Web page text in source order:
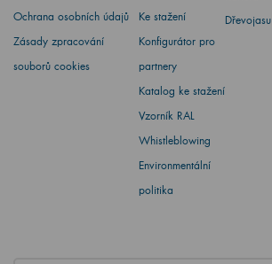
Ochrana osobních údajů
Zásady zpracování
souborů cookies
Ke stažení
Konfigurátor pro
partnery
Katalog ke stažení
Vzorník RAL
Whistleblowing
Environmentální
politika
Dřevojasu